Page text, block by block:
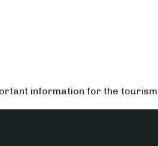
information for the tourism